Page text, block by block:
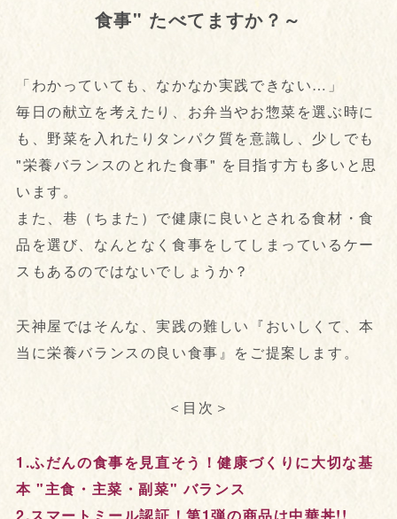
食事" たべてますか？～
「わかっていても、なかなか実践できない…」
毎日の献立を考えたり、お弁当やお惣菜を選ぶ時に
も、野菜を入れたりタンパク質を意識し、少しでも
"栄養バランスのとれた食事" を目指す方も多いと思
います。
また、巷（ちまた）で健康に良いとされる食材・食
品を選び、なんとなく食事をしてしまっているケー
スもあるのではないでしょうか？
天神屋ではそんな、実践の難しい『おいしくて、本
当に栄養バランスの良い食事』をご提案します。
＜目次＞
1.ふだんの食事を見直そう！健康づくりに大切な基
本 "主食・主菜・副菜" バランス